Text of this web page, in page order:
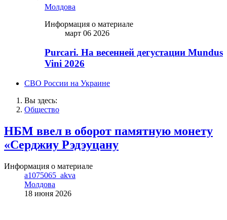
Молдова
Информация о материале
март 06 2026
Purcari. На весенней дегустации Mundus
Vini 2026
СВО России на Украине
Вы здесь:
Общество
НБМ ввел в оборот памятную монету
«Серджиу Рэдэуцану
Информация о материале
a1075065_akva
Молдова
18 июня 2026